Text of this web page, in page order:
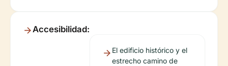
Accesibilidad:
El edificio histórico y el
estrecho camino de